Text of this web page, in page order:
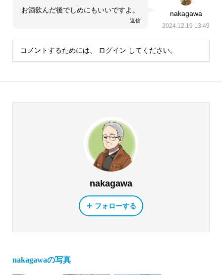
nakagawa
2024.12.19 13:49
返信
お酒飲んだ後でしめにもいいですよ。
コメントするためには、 ログイン してください。
nakagawa
フォローする
nakagawaの写真